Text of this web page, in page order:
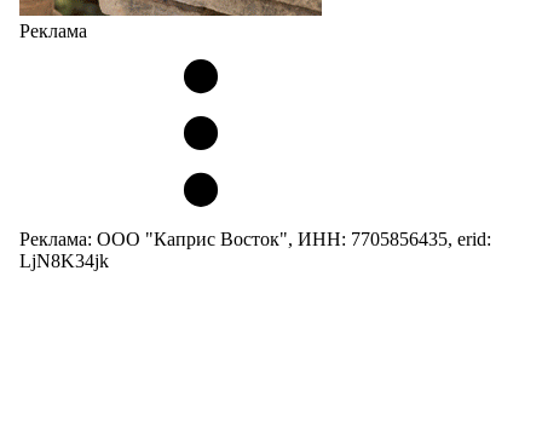
Реклама
Реклама: ООО "Каприс Восток", ИНН: 7705856435, erid:
LjN8K34jk